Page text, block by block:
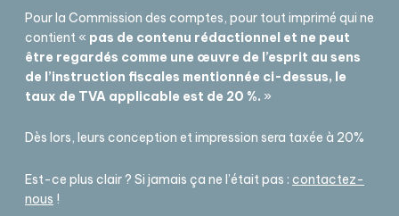
Pour la Commission des comptes, pour tout imprimé qui ne
contient « pas de contenu rédactionnel et ne peut
être regardés comme une œuvre de l’esprit au sens
de l’instruction fiscales mentionnée ci-dessus, le
taux de TVA applicable est de 20 %. »
Dès lors, leurs conception et impression sera taxée à 20%
Est-ce plus clair ? Si jamais ça ne l’était pas : contactez-
nous !